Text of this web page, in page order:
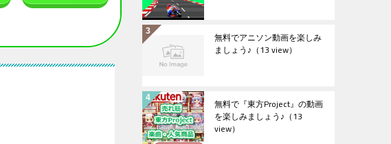
無料でアニソン動画を楽しみ
ましょう♪ （13 view）
無料で『東方Project』の動画
を楽しみましょう♪ （13
view）